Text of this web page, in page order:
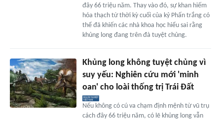
đây 66 triệu năm. Thay vào đó, sự khan hiếm
hóa thạch từ thời kỳ cuối của kỷ Phấn trắng có
thể đã khiến các nhà khoa học hiểu sai rằng
khủng long đang trên đà tuyệt chủng.
Khủng long không tuyệt chủng vì
suy yếu: Nghiên cứu mới 'minh
oan' cho loài thống trị Trái Đất
Nếu không có cú va chạm định mệnh từ vũ trụ
cách đây 66 triệu năm, có lẽ khủng long vẫn